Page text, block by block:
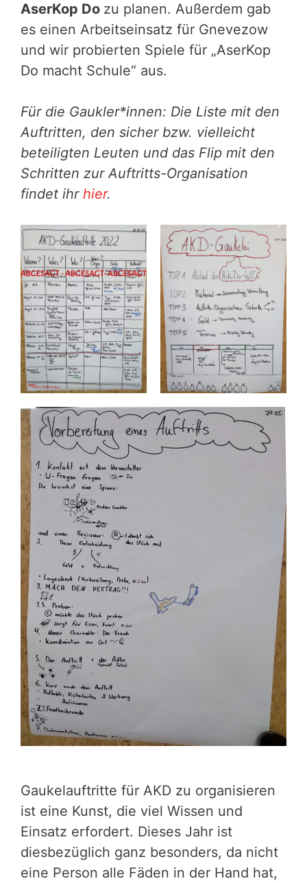
AserKop Do zu planen. Außerdem gab
es einen Arbeitseinsatz für Gnevezow
und wir probierten Spiele für „AserKop
Do macht Schule“ aus.
Für die Gaukler*innen: Die Liste mit den
Auftritten, den sicher bzw. vielleicht
beteiligten Leuten und das Flip mit den
Schritten zur Auftritts-Organisation
findet ihr hier.
Gaukelauftritte für AKD zu organisieren
ist eine Kunst, die viel Wissen und
Einsatz erfordert. Dieses Jahr ist
diesbezüglich ganz besonders, da nicht
eine Person alle Fäden in der Hand hat,